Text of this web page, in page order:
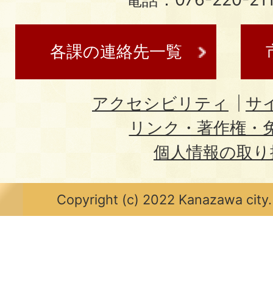
各課の連絡先一覧
アクセシビリティ
サ
リンク・著作権・
個人情報の取
Copyright (c) 2022 Kanazawa